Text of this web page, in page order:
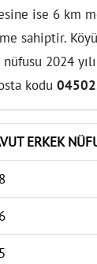
ise 6 km
sahiptir.
2024
kodu 04502
ERKEK